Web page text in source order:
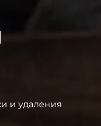
и удаления